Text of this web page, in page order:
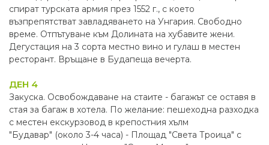
спират турската армия през 1552 г., с което
възпрепятстват завладяването на Унгария. Свободно
време. Отпътуване към Долината на хубавите жени.
Дегустация на 3 сорта местно вино и гулаш в местен
ресторант. Връщане в Будапеща вечерта.
ДЕН 4
Закуска. Освобождаване на стаите - багажът се оставя в
стая за багаж в хотела. По желание: пешеходна разходка
с местен екскурзовод в крепостния хълм
"Будавар" (около 3-4 часа) - Площад "Света Троица" с